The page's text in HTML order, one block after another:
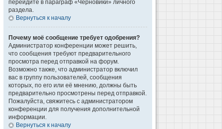
перейдите в параграф «Черновики» личного
раздела.
Вернуться к началу
Почему моё сообщение требует одобрения?
Администратор конференции может решить,
что сообщения требуют предварительного
просмотра перед отправкой на форум.
Возможно также, что администратор включил
вас в группу пользователей, сообщения
которых, по его или её мнению, должны быть
предварительно просмотрены перед отправкой.
Пожалуйста, свяжитесь с администратором
конференции для получения дополнительной
информации.
Вернуться к началу